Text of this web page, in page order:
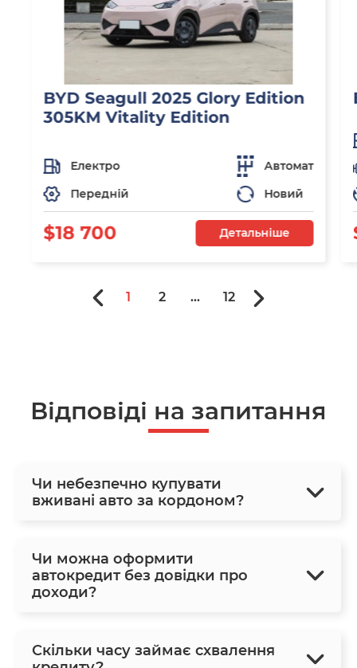
BYD Seagull 2025 Glory Edition
305KM Vitality Edition
Електро
Автомат
Передній
Новий
$18 700 Детальніше
1 2 ... 12
Відповіді на запитання
Чи небезпечно купувати
вживані авто за кордоном?
Чи можна оформити
автокредит без довідки про
доходи?
Скільки часу займає схвалення